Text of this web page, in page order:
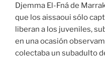
Djemma El-Fná de
que los aissaoui sólo
liberan a los juveniles,
en una ocasión
colectaba un subadulto